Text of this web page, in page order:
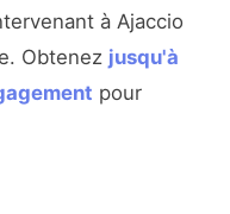
à Ajaccio
Obtenez jusqu'à
pour